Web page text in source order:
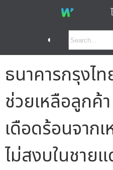
◐
ธนาคารกรุงไ
ช่วยเหลือลูกค้
เดือดร้อนจาก
ไม่สงบในชาย